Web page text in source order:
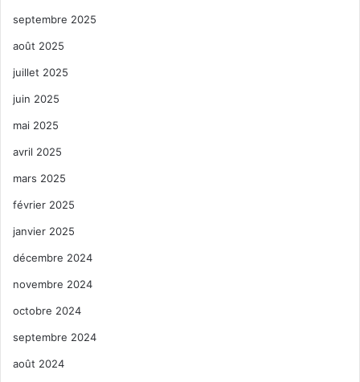
septembre 2025
août 2025
juillet 2025
juin 2025
mai 2025
avril 2025
mars 2025
février 2025
janvier 2025
décembre 2024
novembre 2024
octobre 2024
septembre 2024
août 2024